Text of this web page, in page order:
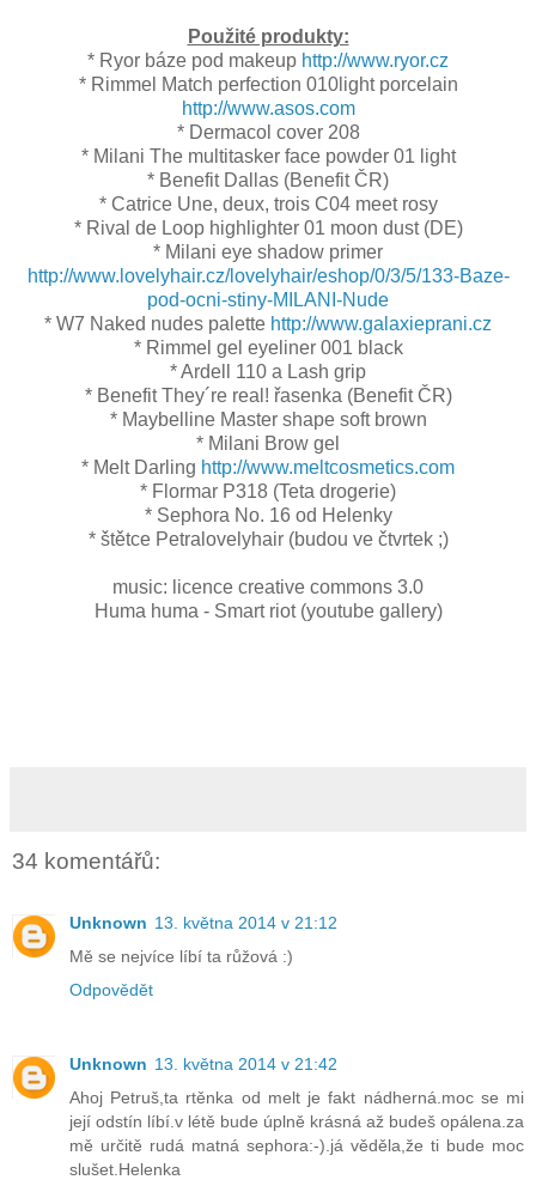
Použité produkty:
* Ryor báze pod makeup http://www.ryor.cz
* Rimmel Match perfection 010light porcelain
http://www.asos.com
* Dermacol cover 208
* Milani The multitasker face powder 01 light
* Benefit Dallas (Benefit ČR)
* Catrice Une, deux, trois C04 meet rosy
* Rival de Loop highlighter 01 moon dust (DE)
* Milani eye shadow primer
http://www.lovelyhair.cz/lovelyhair/eshop/0/3/5/133-Baze-
pod-ocni-stiny-MILANI-Nude
* W7 Naked nudes palette http://www.galaxieprani.cz
* Rimmel gel eyeliner 001 black
* Ardell 110 a Lash grip
* Benefit They´re real! řasenka (Benefit ČR)
* Maybelline Master shape soft brown
* Milani Brow gel
* Melt Darling http://www.meltcosmetics.com
* Flormar P318 (Teta drogerie)
* Sephora No. 16 od Helenky
* štětce Petralovelyhair (budou ve čtvrtek ;)
music: licence creative commons 3.0
Huma huma - Smart riot (youtube gallery)
34 komentářů:
Unknown 13. května 2014 v 21:12
Mě se nejvíce líbí ta růžová :)
Odpovědět
Unknown 13. května 2014 v 21:42
Ahoj Petruš,ta rtěnka od melt je fakt nádherná.moc se mi
její odstín líbí.v létě bude úplně krásná až budeš opálena.za
mě určitě rudá matná sephora:-).já věděla,že ti bude moc
slušet.Helenka